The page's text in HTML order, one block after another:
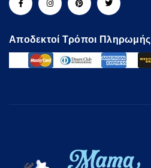
Αποδεκτοί Τρόποι Πληρωμής